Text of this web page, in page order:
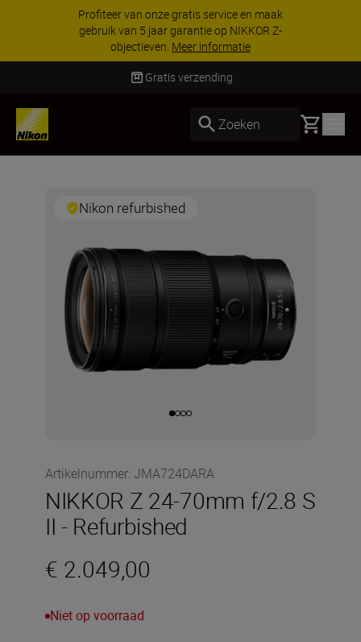
Profiteer van onze gratis service en maak
gebruik van 5 jaar garantie op NIKKOR Z-
objectieven. Meer informatie
Gratis verzending
Zoeken Basket
Nikon refurbished
Artikelnummer: JMA724DARA
NIKKOR Z 24-70mm f/2.8 S
II - Refurbished
€ 2.049,00
Niet op voorraad